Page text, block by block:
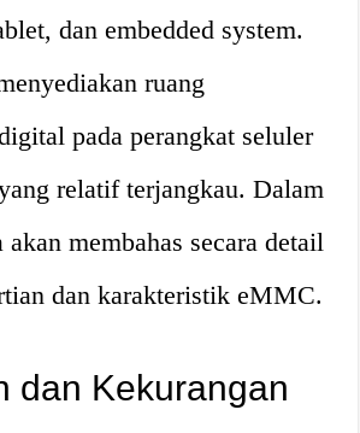
dan embedded system.
ruang
pada perangkat seluler
relatif terjangkau. Dalam
membahas secara detail
dan karakteristik eMMC.
dan Kekurangan